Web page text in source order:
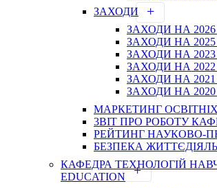
ЗАХОДИ
ЗАХОДИ НА 2026
ЗАХОДИ НА 2025
ЗАХОДИ НА 2023
ЗАХОДИ НА 2022
ЗАХОДИ НА 2021
ЗАХОДИ НА 2020
МАРКЕТИНГ
3BIT ПРО РОБОТУ
РЕЙТИНГ НАУКОВО-
БЕЗПЕКА
КАФЕДРА ТЕХНОЛОГІЙ
EDUCATION